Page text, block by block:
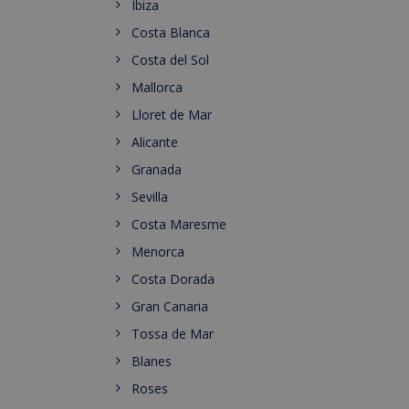
Ibiza
Costa Blanca
Costa del Sol
Mallorca
Lloret de Mar
Alicante
Granada
Sevilla
Costa Maresme
Menorca
Costa Dorada
Gran Canaria
Tossa de Mar
Blanes
Roses